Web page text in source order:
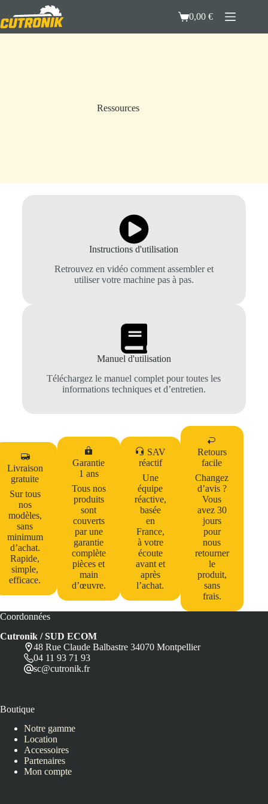
0,00€
Ressources
Instructions d'utilisation
Retrouvez en vidéo comment assembler et
utiliser votre machine pas à pas.
Manuel d'utilisation
Téléchargez le manuel complet pour toutes les
informations techniques et d’entretien.
Livraison
gratuite
Sur tous
nos
modèles,
sans
minimum
d’achat.
Rapide,
simple,
efficace.
Garantie
1 ans
Tous nos
produits
sont
couverts
par une
garantie
complète
pièces et
main
d’œuvre.
SAV
réactif
Une
équipe
réactive,
basée
en
France,
à votre
écoute
avant et
après
l’achat.
Retours
facile
Changez
d’avis ?
Vous
avez 30
jours
pour
nous
retourner
le
produit,
sans
frais.
Coordonnées
Cutronik / SUD ECOM
48 Rue Claude Balbastre 34070 Montpellier
04 11 93 71 93
sc@cutronik.fr
Boutique
Notre gamme
Location
Accessoires
Partenaires
Mon compte